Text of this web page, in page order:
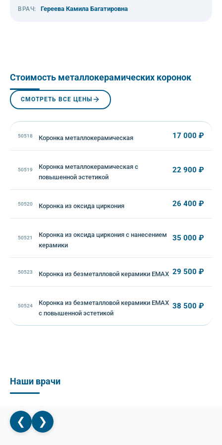
ВРАЧ: Гереева Камила Багатировна
Стоимость металлокерамических коронок
СМОТРЕТЬ ВСЕ ЦЕНЫ
50518 Коронка металлокерамическая 17 000 ₽
50519
Коронка металлокерамическая с
повышенной эстетикой
22 900 ₽
50520 Коронка из оксида циркония 26 400 ₽
50521
Коронка из оксида циркония с нанесением
керамики
35 000 ₽
50523 Коронка из безметалловой керамики EMAX 29 500 ₽
50524
Коронка из безметалловой керамики EMAX
с повышенной эстетикой
38 500 ₽
Наши врачи
❮ ❯